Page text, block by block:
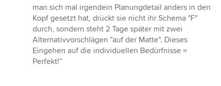
man sich mal irgendein Planungdetail anders in den
Kopf gesetzt hat, drückt sie nicht ihr Schema "F"
durch, sondern steht 2 Tage später mit zwei
Alternativvorschlägen "auf der Matte". Dieses
Eingehen auf die individuellen Bedürfnisse =
Perfekt!”